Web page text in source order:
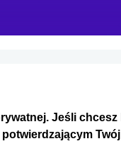
Jeśli
Twój